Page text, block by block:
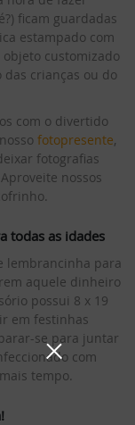
ficam guardadas
estampado com
customizado
crianças ou do
com o divertido
fotopresente,
fotografias
nossos
todas as idades
lembrancinha para
aquele dinheiro
possui 8 x 19
em festinhas
se para juntar
com
tempo.